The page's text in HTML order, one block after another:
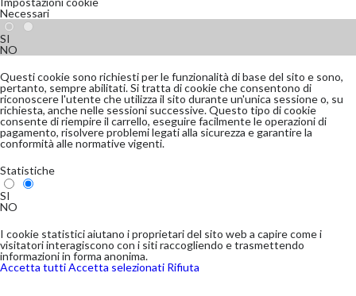
Necessari
SI
NO
Questi cookie sono richiesti per le funzionalità di base del sito e sono,
pertanto, sempre abilitati. Si tratta di cookie che consentono di
riconoscere l'utente che utilizza il sito durante un'unica sessione o, su
richiesta, anche nelle sessioni successive. Questo tipo di cookie
consente di riempire il carrello, eseguire facilmente le operazioni di
pagamento, risolvere problemi legati alla sicurezza e garantire la
conformità alle normative vigenti.
Statistiche
SI
NO
I cookie statistici aiutano i proprietari del sito web a capire come i
visitatori interagiscono con i siti raccogliendo e trasmettendo
informazioni in forma anonima.
Accetta tuttiAccetta selezionati Rifiuta